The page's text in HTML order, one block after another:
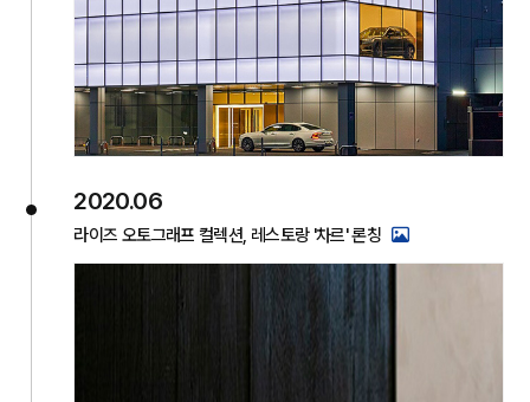
2020.06
라이즈 오토그래프 컬렉션, 레스토랑 '차르' 론칭